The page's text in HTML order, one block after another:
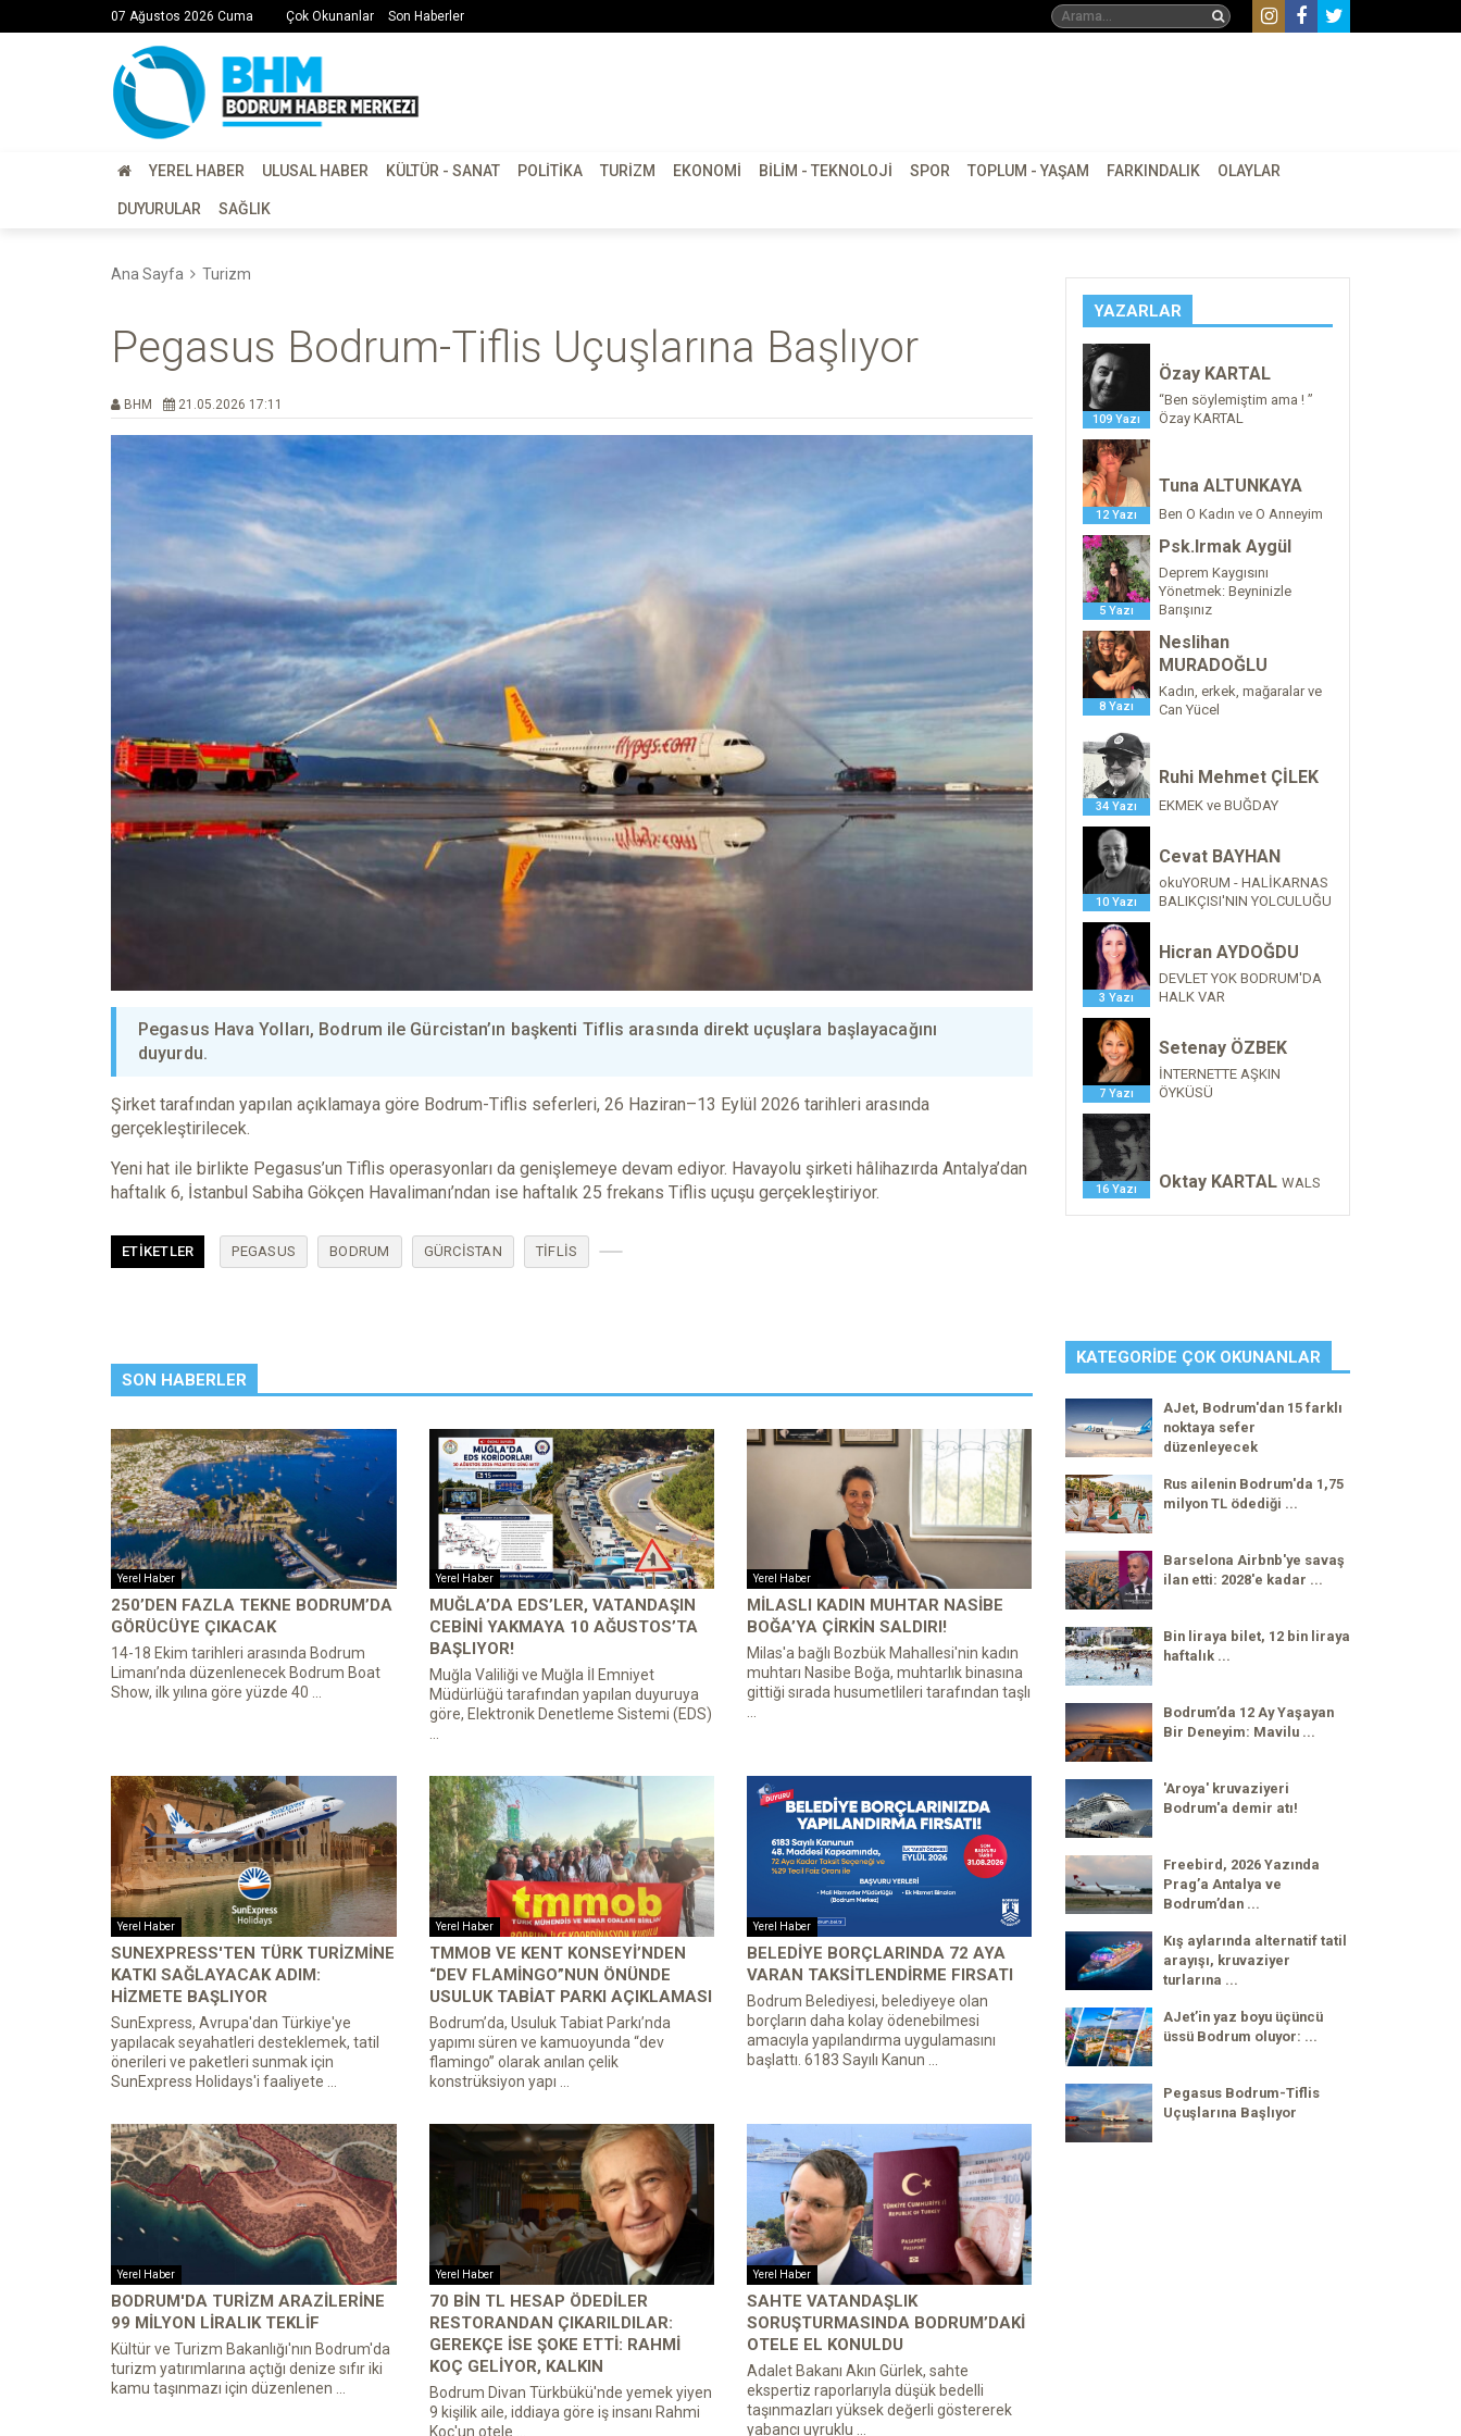
07 Ağustos 2026 Cuma Çok Okunanlar Son Haberler
YEREL HABER ULUSAL HABER KÜLTÜR - SANAT POLITIKA TURIZM EKONOMI BILIM - TEKNOLOJI SPOR TOPLUM - YAŞAM FARKINDALIK OLAYLAR
DUYURULAR SAĞLIK
Ana Sayfa Turizm
Pegasus Bodrum-Tiflis Uçuşlarına Başlıyor
BHM 21.05.2026 17:11
Pegasus Hava Yolları, Bodrum ile Gürcistan’ın başkenti Tiflis arasında direkt uçuşlara başlayacağını
duyurdu.
Şirket tarafından yapılan açıklamaya göre Bodrum-Tiflis seferleri, 26 Haziran–13 Eylül 2026 tarihleri arasında
gerçekleştirilecek.
Yeni hat ile birlikte Pegasus’un Tiflis operasyonları da genişlemeye devam ediyor. Havayolu şirketi hâlihazırda Antalya’dan
haftalık 6, İstanbul Sabiha Gökçen Havalimanı’ndan ise haftalık 25 frekans Tiflis uçuşu gerçekleştiriyor.
ETIKETLER PEGASUS BODRUM GÜRCISTAN TIFLIS
SON HABERLER
Yerel Haber
250’DEN FAZLA TEKNE BODRUM’DA
GÖRÜCÜYE ÇIKACAK
14-18 Ekim tarihleri arasında Bodrum
Limanı’nda düzenlenecek Bodrum Boat
Show, ilk yılına göre yüzde 40 ...
Yerel Haber
MUĞLA’DA EDS’LER, VATANDAŞIN
CEBINI YAKMAYA 10 AĞUSTOS’TA
BAŞLIYOR!
Muğla Valiliği ve Muğla İl Emniyet
Müdürlüğü tarafından yapılan duyuruya
göre, Elektronik Denetleme Sistemi (EDS)
...
Yerel Haber
MILASLI KADIN MUHTAR NASIBE
BOĞA’YA ÇIRKIN SALDIRI!
Milas'a bağlı Bozbük Mahallesi'nin kadın
muhtarı Nasibe Boğa, muhtarlık binasına
gittiği sırada husumetlileri tarafından taşlı
...
Yerel Haber
SUNEXPRESS'TEN TÜRK TURIZMINE
KATKI SAĞLAYACAK ADIM:
HIZMETE BAŞLIYOR
SunExpress, Avrupa'dan Türkiye'ye
yapılacak seyahatleri desteklemek, tatil
önerileri ve paketleri sunmak için
SunExpress Holidays'i faaliyete ...
Yerel Haber
TMMOB VE KENT KONSEYI’NDEN
“DEV FLAMINGO”NUN ÖNÜNDE
USULUK TABIAT PARKI AÇIKLAMASI
Bodrum’da, Usuluk Tabiat Parkı’nda
yapımı süren ve kamuoyunda “dev
flamingo” olarak anılan çelik
konstrüksiyon yapı ...
Yerel Haber
BELEDIYE BORÇLARINDA 72 AYA
VARAN TAKSITLENDIRME FIRSATI
Bodrum Belediyesi, belediyeye olan
borçların daha kolay ödenebilmesi
amacıyla yapılandırma uygulamasını
başlattı. 6183 Sayılı Kanun ...
Yerel Haber
BODRUM'DA TURIZM ARAZILERINE
99 MILYON LIRALIK TEKLIF
Kültür ve Turizm Bakanlığı'nın Bodrum'da
turizm yatırımlarına açtığı denize sıfır iki
kamu taşınmazı için düzenlenen ...
Yerel Haber
70 BIN TL HESAP ÖDEDILER
RESTORANDAN ÇIKARILDILAR:
GEREKÇE ISE ŞOKE ETTI: RAHMI
KOÇ GELIYOR, KALKIN
Bodrum Divan Türkbükü'nde yemek yiyen
9 kişilik aile, iddiaya göre iş insanı Rahmi
Koç'un otele ...
Yerel Haber
SAHTE VATANDAŞLIK
SORUŞTURMASINDA BODRUM’DAKI
OTELE EL KONULDU
Adalet Bakanı Akın Gürlek, sahte
ekspertiz raporlarıyla düşük bedelli
taşınmazları yüksek değerli göstererek
yabancı uyruklu ...
YAZARLAR
109 Yazı
Özay KARTAL
“Ben söylemiştim ama ! ”
Özay KARTAL
12 Yazı
Tuna ALTUNKAYA
Ben O Kadın ve O Anneyim
5 Yazı
Psk.Irmak Aygül
Deprem Kaygısını
Yönetmek: Beyninizle
Barışınız
8 Yazı
Neslihan
MURADOĞLU
Kadın, erkek, mağaralar ve
Can Yücel
34 Yazı
Ruhi Mehmet ÇİLEK
EKMEK ve BUĞDAY
10 Yazı
Cevat BAYHAN
okuYORUM - HALİKARNAS
BALIKÇISI'NIN YOLCULUĞU
3 Yazı
Hicran AYDOĞDU
DEVLET YOK BODRUM'DA
HALK VAR
7 Yazı
Setenay ÖZBEK
İNTERNETTE AŞKIN
ÖYKÜSÜ
16 Yazı Oktay KARTAL WALS
KATEGORIDE ÇOK OKUNANLAR
AJet, Bodrum'dan 15 farklı
noktaya sefer
düzenleyecek
Rus ailenin Bodrum'da 1,75
milyon TL ödediği ...
Barselona Airbnb'ye savaş
ilan etti: 2028'e kadar ...
Bin liraya bilet, 12 bin liraya
haftalık ...
Bodrum’da 12 Ay Yaşayan
Bir Deneyim: Mavilu ...
'Aroya' kruvaziyeri
Bodrum'a demir atı!
Freebird, 2026 Yazında
Prag’a Antalya ve
Bodrum’dan ...
Kış aylarında alternatif tatil
arayışı, kruvaziyer
turlarına ...
AJet’in yaz boyu üçüncü
üssü Bodrum oluyor: ...
Pegasus Bodrum-Tiflis
Uçuşlarına Başlıyor